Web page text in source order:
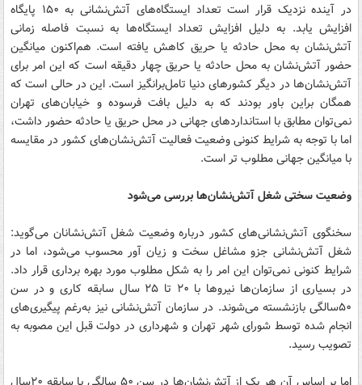
در آینده نزدیک قرار است تعداد ایستگاه‌های آتش‌نشانی به ۱۵۰ پایگاه
افزایش یابد. به دلیل افزایش تعداد ایستگاه‌ها به نسبت فاصله زمانی
آتش‌نشان به محل حادثه یا حریق کاهش یافته است. هم‌اکنون میانگین
حضور آتش‌نشان به محل حادثه یا حریق چهار دقیقه است که این امر برای
آتش‌نشان‌ها در دیگر کشورهای دنیا تامل‌برانگیز است. این در حالی است که
همگان براین باور بودند که به دلیل بافت فرسوده و خیابان‌های تهران
نمی‌توان مطابق با استانداردهای جهانی در محل حریق یا حادثه حضور داشت،
اما با توجه به شرایط کنونی وضعیت فعالیت آتش‌نشان‌های کشور در مقایسه
با میانگین جهانی مطلوب تر است.
وضعیت سختی شغل آتش‌نشان‌ها بررسی می‌شود
سخنگوی آتش‌نشانی‌های کشور درباره وضعیت شغل آتش‌نشانان می‌گوید:
شغل آتش‌نشانی جزو مشاغل سخت و زیان آور محسوب می‌شود، اما در
شرایط کنونی نمی‌توان این امر را به شکل مطلوب مورد بهره برداری قرار داد.
در بسیاری از سازمان‌ها نیروها با ۲۰ تا ۲۵ سال سابقه کاری و در سن
۵۰سالگی بازنشسته می‌شوند. در سازمان آتش‌نشانی نیز به‌رغم پیگیری‌های
انجام شده توسط شورای شهر تهران و شهرداری در دولت قبل این مصوبه به
تصویب رسید.